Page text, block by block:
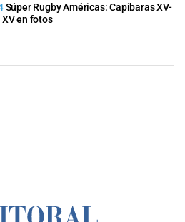
Súper Rugby Américas: Capibaras XV-
en fotos